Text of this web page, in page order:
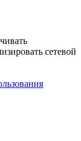
сетевой